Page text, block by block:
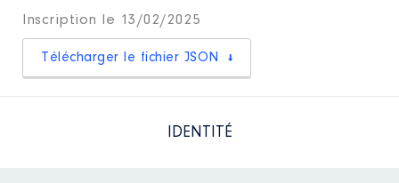
Inscription le 13/02/2025
Télécharger le fichier JSON
IDENTITÉ